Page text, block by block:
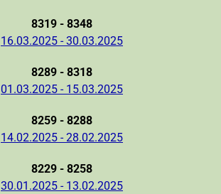
8319 - 8348
16.03.2025 - 30.03.2025
8289 - 8318
01.03.2025 - 15.03.2025
8259 - 8288
14.02.2025 - 28.02.2025
8229 - 8258
30.01.2025 - 13.02.2025